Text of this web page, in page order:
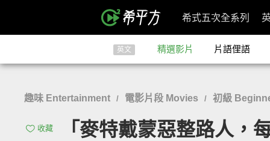
希式五次全系列
英文 精選影片 片語俚語
趣味 Entertainment / 電影片段 Movies / 初級
收藏
「麥特戴蒙惡整路人